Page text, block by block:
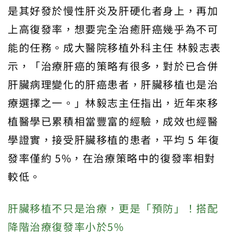
是其好發於慢性肝炎及肝硬化者身上，再加
上高復發率，想要完全治癒肝癌幾乎為不可
能的任務。成大醫院移植外科主任 林毅志表
示，「治療肝癌的策略有很多，對於已合併
肝臟病理變化的肝癌患者，肝臟移植也是治
療選擇之一。」林毅志主任指出，近年來移
植醫學已累積相當豐富的經驗，成效也經醫
學證實，接受肝臟移植的患者，平均 5 年復
發率僅約 5%，在治療策略中的復發率相對
較低。
肝臟移植不只是治療，更是「預防」！搭配
降階治療復發率小於5%